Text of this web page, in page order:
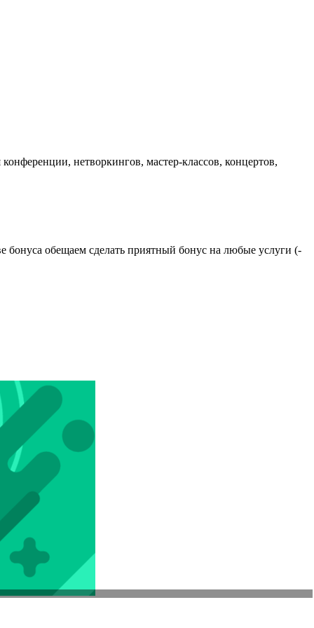
нетворкингов, мастер-классов, концертов,
бонуса обещаем сделать приятный бонус на любые услуги (-